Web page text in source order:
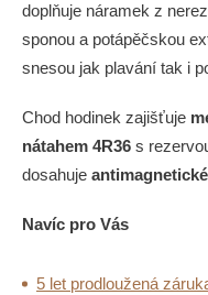
doplňuje náramek z
sponou a potápěčskou
snesou jak plavání tak i
Chod hodinek zajišťuje
nátahem 4R36 s
dosahuje
Navíc pro Vás
5 let prodloužená